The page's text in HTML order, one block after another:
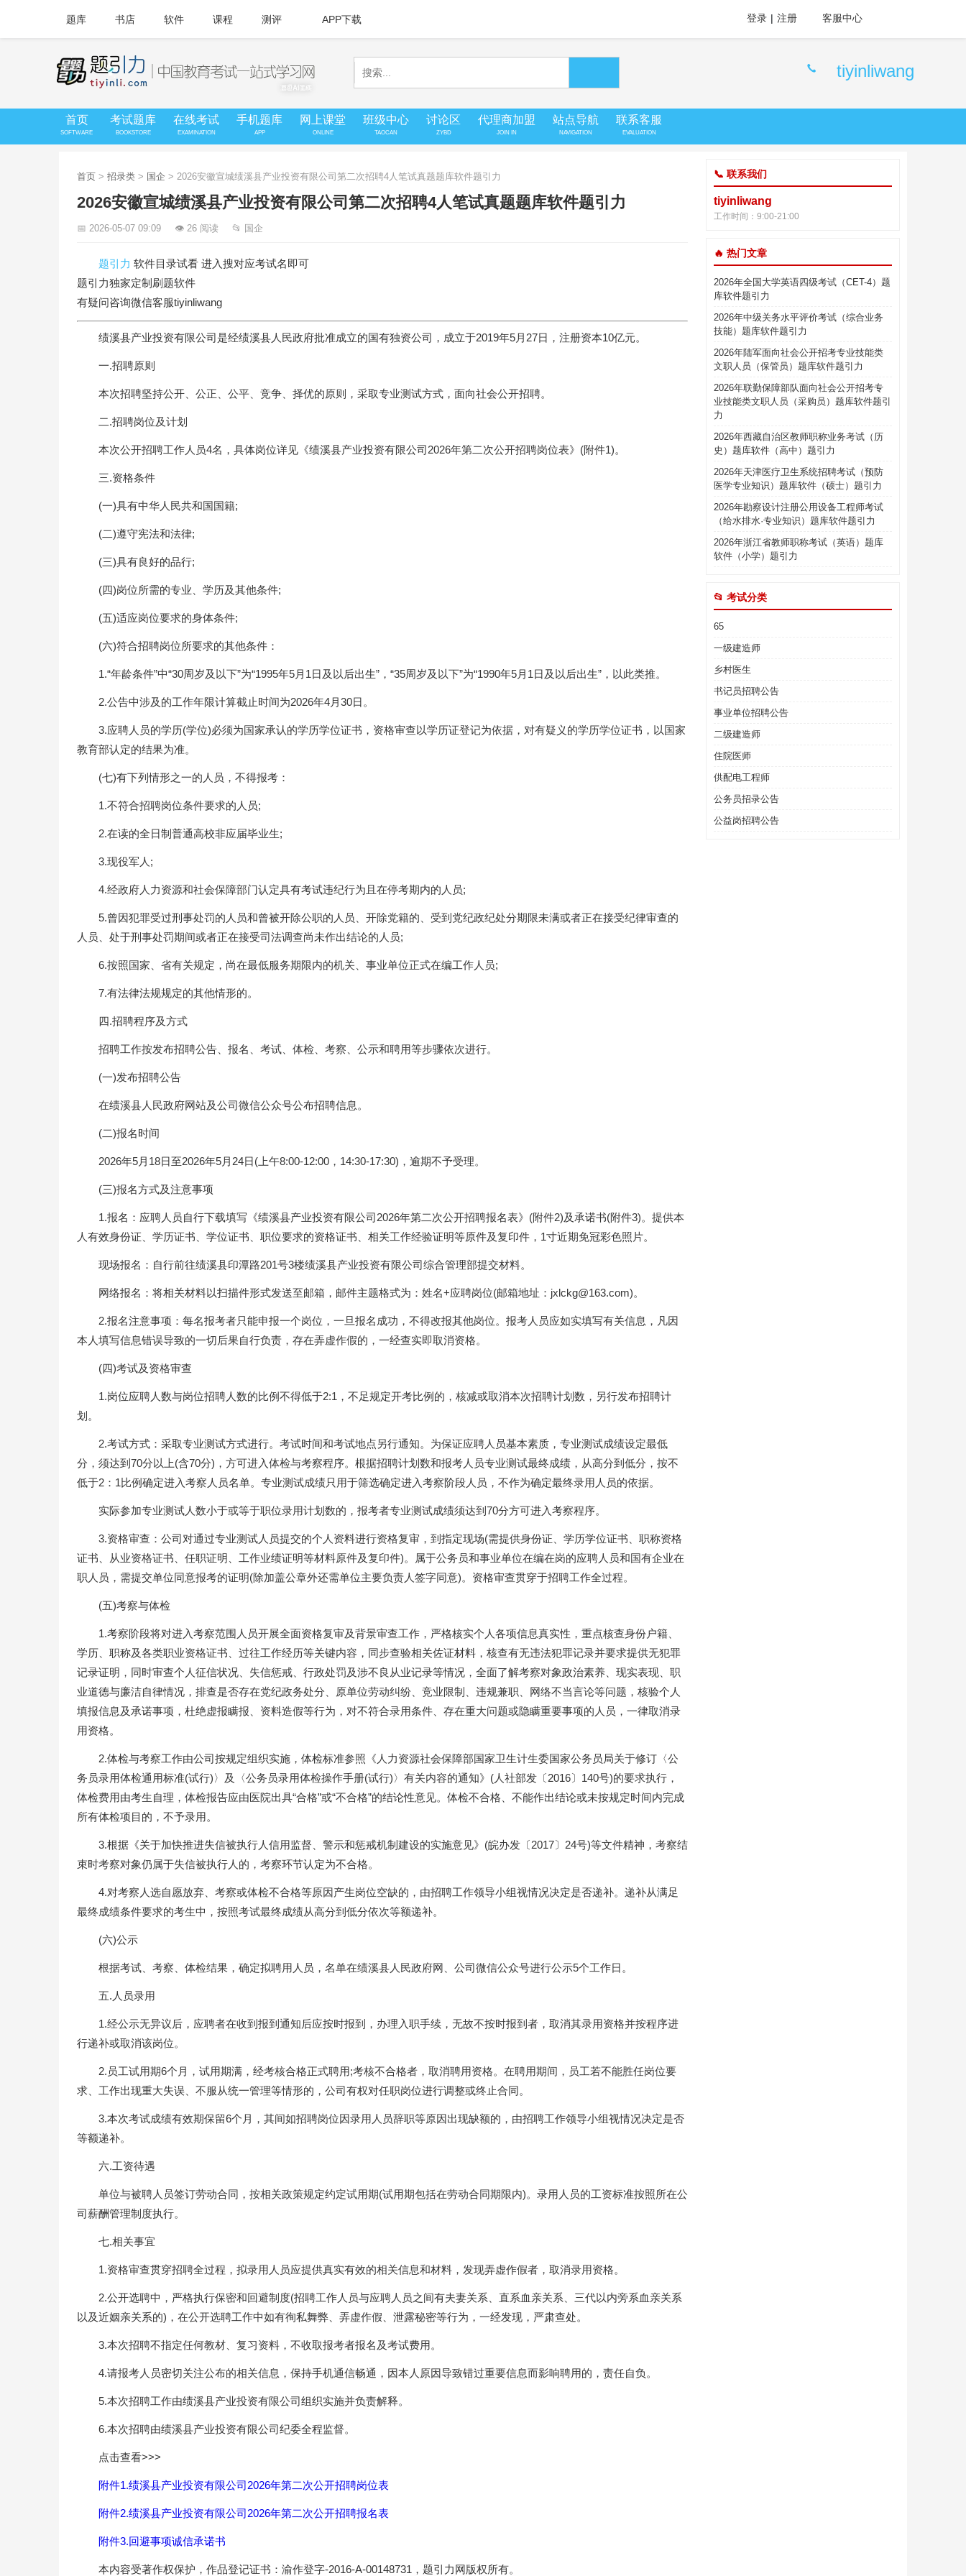
题库 书店 软件 课程 测评 APP下载 登录 | 注册 客服中心
tiyinliwang
首页
SOFTWARE
考试题库
BOOKSTORE
在线考试
EXAMINATION
手机题库
APP
网上课堂
ONLINE
班级中心
TAOCAN
讨论区
ZYBD
代理商加盟
JOIN IN
站点导航
NAVIGATION
联系客服
EVALUATION
首页 > 招录类 > 国企 > 2026安徽宣城绩溪县产业投资有限公司第二次招聘4人笔试真题题库软件题引力
2026安徽宣城绩溪县产业投资有限公司第二次招聘4人笔试真题题库软件题引力
📅 2026-05-07 09:09 👁 26 阅读 📂 国企
题引力 软件目录试看 进入搜对应考试名即可
题引力独家定制刷题软件
有疑问咨询微信客服tiyinliwang
绩溪县产业投资有限公司是经绩溪县人民政府批准成立的国有独资公司，成立于2019年5月27日，注册资本10亿元。
一.招聘原则
本次招聘坚持公开、公正、公平、竞争、择优的原则，采取专业测试方式，面向社会公开招聘。
二.招聘岗位及计划
本次公开招聘工作人员4名，具体岗位详见《绩溪县产业投资有限公司2026年第二次公开招聘岗位表》(附件1)。
三.资格条件
(一)具有中华人民共和国国籍;
(二)遵守宪法和法律;
(三)具有良好的品行;
(四)岗位所需的专业、学历及其他条件;
(五)适应岗位要求的身体条件;
(六)符合招聘岗位所要求的其他条件：
1.“年龄条件”中“30周岁及以下”为“1995年5月1日及以后出生”，“35周岁及以下”为“1990年5月1日及以后出生”，以此类推。
2.公告中涉及的工作年限计算截止时间为2026年4月30日。
3.应聘人员的学历(学位)必须为国家承认的学历学位证书，资格审查以学历证登记为依据，对有疑义的学历学位证书，以国家
教育部认定的结果为准。
(七)有下列情形之一的人员，不得报考：
1.不符合招聘岗位条件要求的人员;
2.在读的全日制普通高校非应届毕业生;
3.现役军人;
4.经政府人力资源和社会保障部门认定具有考试违纪行为且在停考期内的人员;
5.曾因犯罪受过刑事处罚的人员和曾被开除公职的人员、开除党籍的、受到党纪政纪处分期限未满或者正在接受纪律审查的
人员、处于刑事处罚期间或者正在接受司法调查尚未作出结论的人员;
6.按照国家、省有关规定，尚在最低服务期限内的机关、事业单位正式在编工作人员;
7.有法律法规规定的其他情形的。
四.招聘程序及方式
招聘工作按发布招聘公告、报名、考试、体检、考察、公示和聘用等步骤依次进行。
(一)发布招聘公告
在绩溪县人民政府网站及公司微信公众号公布招聘信息。
(二)报名时间
2026年5月18日至2026年5月24日(上午8:00-12:00，14:30-17:30)，逾期不予受理。
(三)报名方式及注意事项
1.报名：应聘人员自行下载填写《绩溪县产业投资有限公司2026年第二次公开招聘报名表》(附件2)及承诺书(附件3)。提供本
人有效身份证、学历证书、学位证书、职位要求的资格证书、相关工作经验证明等原件及复印件，1寸近期免冠彩色照片。
现场报名：自行前往绩溪县印潭路201号3楼绩溪县产业投资有限公司综合管理部提交材料。
网络报名：将相关材料以扫描件形式发送至邮箱，邮件主题格式为：姓名+应聘岗位(邮箱地址：jxlckg@163.com)。
2.报名注意事项：每名报考者只能申报一个岗位，一旦报名成功，不得改报其他岗位。报考人员应如实填写有关信息，凡因
本人填写信息错误导致的一切后果自行负责，存在弄虚作假的，一经查实即取消资格。
(四)考试及资格审查
1.岗位应聘人数与岗位招聘人数的比例不得低于2:1，不足规定开考比例的，核减或取消本次招聘计划数，另行发布招聘计
划。
2.考试方式：采取专业测试方式进行。考试时间和考试地点另行通知。为保证应聘人员基本素质，专业测试成绩设定最低
分，须达到70分以上(含70分)，方可进入体检与考察程序。根据招聘计划数和报考人员专业测试最终成绩，从高分到低分，按不
低于2：1比例确定进入考察人员名单。专业测试成绩只用于筛选确定进入考察阶段人员，不作为确定最终录用人员的依据。
实际参加专业测试人数小于或等于职位录用计划数的，报考者专业测试成绩须达到70分方可进入考察程序。
3.资格审查：公司对通过专业测试人员提交的个人资料进行资格复审，到指定现场(需提供身份证、学历学位证书、职称资格
证书、从业资格证书、任职证明、工作业绩证明等材料原件及复印件)。属于公务员和事业单位在编在岗的应聘人员和国有企业在
职人员，需提交单位同意报考的证明(除加盖公章外还需单位主要负责人签字同意)。资格审查贯穿于招聘工作全过程。
(五)考察与体检
1.考察阶段将对进入考察范围人员开展全面资格复审及背景审查工作，严格核实个人各项信息真实性，重点核查身份户籍、
学历、职称及各类职业资格证书、过往工作经历等关键内容，同步查验相关佐证材料，核查有无违法犯罪记录并要求提供无犯罪
记录证明，同时审查个人征信状况、失信惩戒、行政处罚及涉不良从业记录等情况，全面了解考察对象政治素养、现实表现、职
业道德与廉洁自律情况，排查是否存在党纪政务处分、原单位劳动纠纷、竞业限制、违规兼职、网络不当言论等问题，核验个人
填报信息及承诺事项，杜绝虚报瞒报、资料造假等行为，对不符合录用条件、存在重大问题或隐瞒重要事项的人员，一律取消录
用资格。
2.体检与考察工作由公司按规定组织实施，体检标准参照《人力资源社会保障部国家卫生计生委国家公务员局关于修订〈公
务员录用体检通用标准(试行)〉及〈公务员录用体检操作手册(试行)〉有关内容的通知》(人社部发〔2016〕140号)的要求执行，
体检费用由考生自理，体检报告应由医院出具“合格”或“不合格”的结论性意见。体检不合格、不能作出结论或未按规定时间内完成
所有体检项目的，不予录用。
3.根据《关于加快推进失信被执行人信用监督、警示和惩戒机制建设的实施意见》(皖办发〔2017〕24号)等文件精神，考察结
束时考察对象仍属于失信被执行人的，考察环节认定为不合格。
4.对考察人选自愿放弃、考察或体检不合格等原因产生岗位空缺的，由招聘工作领导小组视情况决定是否递补。递补从满足
最终成绩条件要求的考生中，按照考试最终成绩从高分到低分依次等额递补。
(六)公示
根据考试、考察、体检结果，确定拟聘用人员，名单在绩溪县人民政府网、公司微信公众号进行公示5个工作日。
五.人员录用
1.经公示无异议后，应聘者在收到报到通知后应按时报到，办理入职手续，无故不按时报到者，取消其录用资格并按程序进
行递补或取消该岗位。
2.员工试用期6个月，试用期满，经考核合格正式聘用;考核不合格者，取消聘用资格。在聘用期间，员工若不能胜任岗位要
求、工作出现重大失误、不服从统一管理等情形的，公司有权对任职岗位进行调整或终止合同。
3.本次考试成绩有效期保留6个月，其间如招聘岗位因录用人员辞职等原因出现缺额的，由招聘工作领导小组视情况决定是否
等额递补。
六.工资待遇
单位与被聘人员签订劳动合同，按相关政策规定约定试用期(试用期包括在劳动合同期限内)。录用人员的工资标准按照所在公
司薪酬管理制度执行。
七.相关事宜
1.资格审查贯穿招聘全过程，拟录用人员应提供真实有效的相关信息和材料，发现弄虚作假者，取消录用资格。
2.公开选聘中，严格执行保密和回避制度(招聘工作人员与应聘人员之间有夫妻关系、直系血亲关系、三代以内旁系血亲关系
以及近姻亲关系的)，在公开选聘工作中如有徇私舞弊、弄虚作假、泄露秘密等行为，一经发现，严肃查处。
3.本次招聘不指定任何教材、复习资料，不收取报考者报名及考试费用。
4.请报考人员密切关注公布的相关信息，保持手机通信畅通，因本人原因导致错过重要信息而影响聘用的，责任自负。
5.本次招聘工作由绩溪县产业投资有限公司组织实施并负责解释。
6.本次招聘由绩溪县产业投资有限公司纪委全程监督。
点击查看>>>
附件1.绩溪县产业投资有限公司2026年第二次公开招聘岗位表
附件2.绩溪县产业投资有限公司2026年第二次公开招聘报名表
附件3.回避事项诚信承诺书
本内容受著作权保护，作品登记证书：渝作登字-2016-A-00148731，题引力网版权所有。
📞 联系我们
tiyinliwang
工作时间：9:00-21:00
🔥 热门文章
2026年全国大学英语四级考试（CET-4）题
库软件题引力
2026年中级关务水平评价考试（综合业务
技能）题库软件题引力
2026年陆军面向社会公开招考专业技能类
文职人员（保管员）题库软件题引力
2026年联勤保障部队面向社会公开招考专
业技能类文职人员（采购员）题库软件题引
力
2026年西藏自治区教师职称业务考试（历
史）题库软件（高中）题引力
2026年天津医疗卫生系统招聘考试（预防
医学专业知识）题库软件（硕士）题引力
2026年勘察设计注册公用设备工程师考试
（给水排水·专业知识）题库软件题引力
2026年浙江省教师职称考试（英语）题库
软件（小学）题引力
📂 考试分类
65
一级建造师
乡村医生
书记员招聘公告
事业单位招聘公告
二级建造师
住院医师
供配电工程师
公务员招录公告
公益岗招聘公告